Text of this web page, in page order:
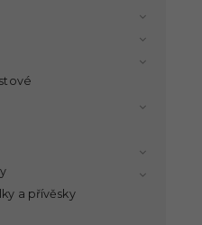
a přívěsky